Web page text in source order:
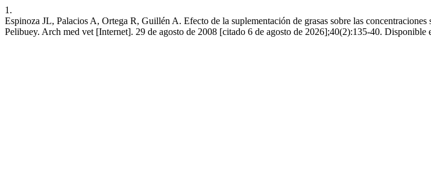
1.
Espinoza JL, Palacios A, Ortega R, Guillén A. Efecto de la suplementación de grasas sobre las
Pelibuey. Arch med vet [Internet]. 29 de agosto de 2008 [citado 6 de agosto de 2026];40(2):135-40.